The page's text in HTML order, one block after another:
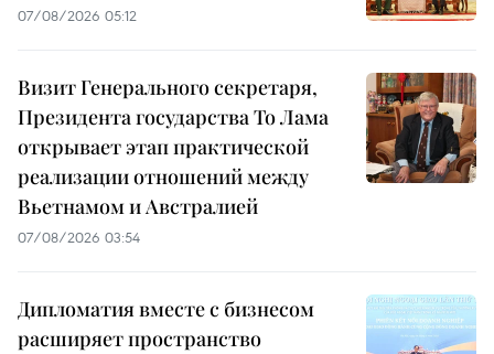
07/08/2026 05:12
Визит Генерального секретаря,
Президента государства То Лама
открывает этап практической
реализации отношений между
Вьетнамом и Австралией
07/08/2026 03:54
Дипломатия вместе с бизнесом
расширяет пространство